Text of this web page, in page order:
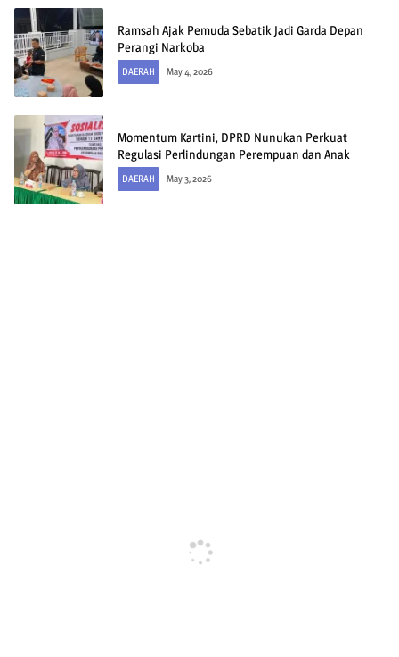
Ramsah Ajak Pemuda Sebatik Jadi Garda Depan
Perangi Narkoba
DAERAH May 4, 2026
Momentum Kartini, DPRD Nunukan Perkuat
Regulasi Perlindungan Perempuan dan Anak
DAERAH May 3, 2026